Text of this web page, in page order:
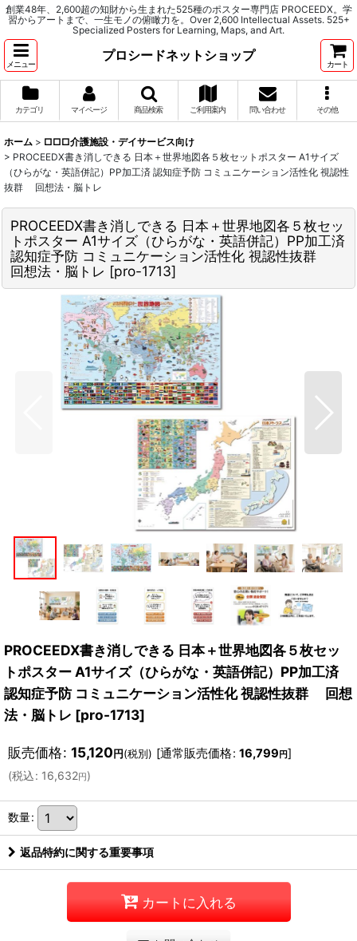
創業48年、2,600超の知財から生まれた525種のポスター専門店 PROCEEDX。学
習からアートまで、一生モノの俯瞰力を。Over 2,600 Intellectual Assets. 525+
Specialized Posters for Learning, Maps, and Art.
メニュー
プロシードネットショップ
カート
カテゴリ マイページ 商品検索 ご利用案内 問い合わせ その他
ホーム > □□□介護施設・デイサービス向け
> PROCEEDX書き消しできる 日本＋世界地図各５枚セットポスター A1サイズ
（ひらがな・英語併記）PP加工済 認知症予防 コミュニケーション活性化 視認性
抜群 回想法・脳トレ
PROCEEDX書き消しできる 日本＋世界地図各５枚セッ
トポスター A1サイズ（ひらがな・英語併記）PP加工済
認知症予防 コミュニケーション活性化 視認性抜群
回想法・脳トレ [pro-1713]
PROCEEDX書き消しできる 日本＋世界地図各５枚セッ
トポスター A1サイズ（ひらがな・英語併記）PP加工済
認知症予防 コミュニケーション活性化 視認性抜群 回想
法・脳トレ [pro-1713]
販売価格: 15,120円(税別) [通常販売価格: 16,799 円]
(税込: 16,632円 )
数量:
返品特約に関する重要事項
カートに入れる